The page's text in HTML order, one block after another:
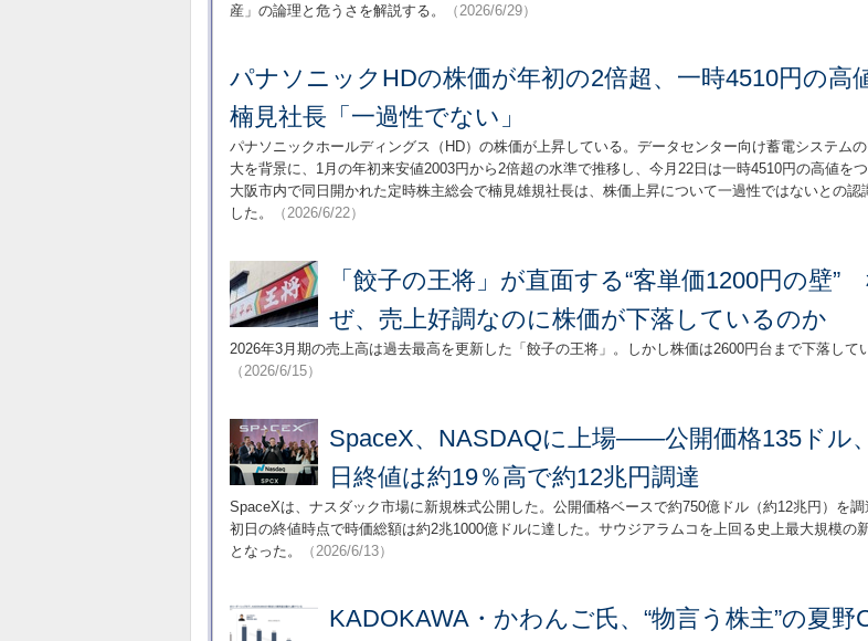
産」の論理と危うさを解説する。
（2026/6/29）
パナソニックHDの株価が年初の2倍超、一時4510円の高
楠見社長「一過性でない」
パナソニックホールディングス（HD）の株価が上昇している。データセンター向け蓄電システム
大を背景に、1月の年初来安値2003円から2倍超の水準で推移し、今月22日は一時4510円の高値をつ
大阪市内で同日開かれた定時株主総会で楠見雄規社長は、株価上昇について一過性ではないとの認
した。
（2026/6/22）
「餃子の王将」が直面する“客単価1200円の壁”
ぜ、売上好調なのに株価が下落しているのか
2026年3月期の売上高は過去最高を更新した「餃子の王将」。しかし株価は2600円台まで下落して
（2026/6/15）
SpaceX、NASDAQに上場――公開価格135ドル
日終値は約19％高で約12兆円調達
SpaceXは、ナスダック市場に新規株式公開した。公開価格ベースで約750億ドル（約12兆円）を調
初日の終値時点で時価総額は約2兆1000億ドルに達した。サウジアラムコを上回る史上最大規模の
となった。
（2026/6/13）
KADOKAWA・かわんご氏、“物言う株主”の夏野